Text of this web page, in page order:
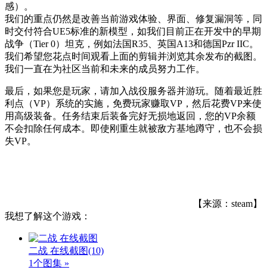
感）。
我们的重点仍然是改善当前游戏体验、界面、修复漏洞等，同
时交付符合UE5标准的新模型，如我们目前正在开发中的早期
战争（Tier 0）坦克，例如法国R35、英国A13和德国Pzr IIC。
我们希望您花点时间观看上面的剪辑并浏览其余发布的截图。
我们一直在为社区当前和未来的成员努力工作。
最后，如果您是玩家，请加入战役服务器并游玩。随着最近胜
利点（VP）系统的实施，免费玩家赚取VP，然后花费VP来使
用高级装备。任务结束后装备完好无损地返回，您的VP余额
不会扣除任何成本。即使刚重生就被敌方基地蹲守，也不会损
失VP。
【来源：steam】
我想了解这个游戏：
二战 在线截图(10)
1个图集 »